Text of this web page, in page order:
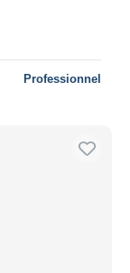
Professionnel